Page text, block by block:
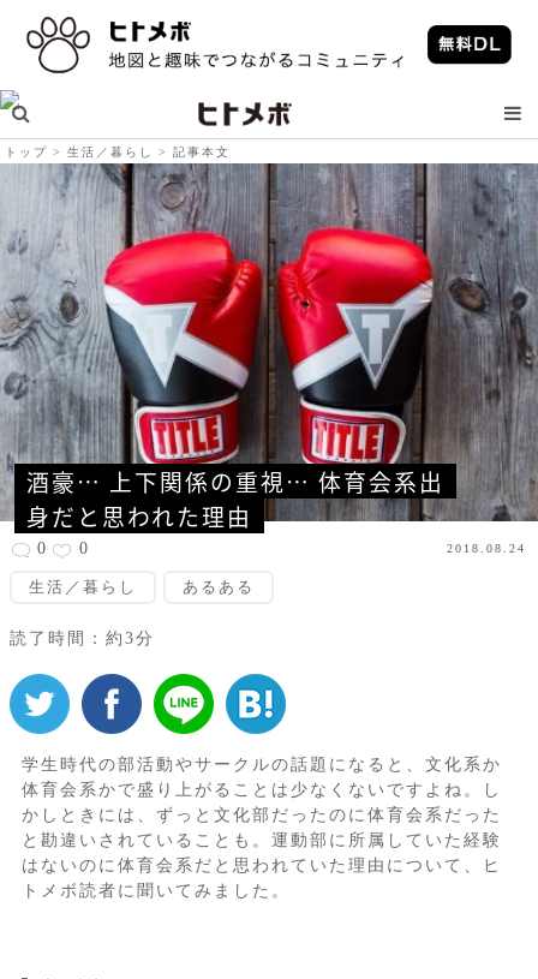
トップ 生活／暮らし 記事本文
酒豪… 上下関係の重視… 体育会系出
身だと思われた理由
0 0 2018.08.24
生活／暮らし あるある
読了時間：約3分
学生時代の部活動やサークルの話題になると、文化系か
体育会系かで盛り上がることは少なくないですよね。し
かしときには、ずっと文化部だったのに体育会系だった
と勘違いされていることも。運動部に所属していた経験
はないのに体育会系だと思われていた理由について、ヒ
トメボ読者に聞いてみました。